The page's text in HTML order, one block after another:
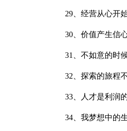
29、经营从心开
30、价值产生信
31、不如意的时
32、探索的旅程
33、人才是利润
34、我梦想中的